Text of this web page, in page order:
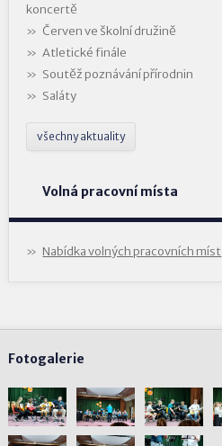
koncertě
Červen ve školní družině
Atletické finále
Soutěž poznávání přírodnin
Saláty
všechny aktuality
Volná pracovní místa
Nabídka volných pracovních míst
Fotogalerie